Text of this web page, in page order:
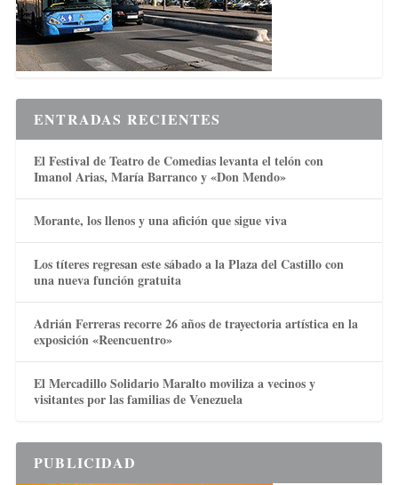
ENTRADAS RECIENTES
El Festival de Teatro de Comedias levanta el telón con
Imanol Arias, María Barranco y «Don Mendo»
Morante, los llenos y una afición que sigue viva
Los títeres regresan este sábado a la Plaza del Castillo con
una nueva función gratuita
Adrián Ferreras recorre 26 años de trayectoria artística en la
exposición «Reencuentro»
El Mercadillo Solidario Maralto moviliza a vecinos y
visitantes por las familias de Venezuela
PUBLICIDAD